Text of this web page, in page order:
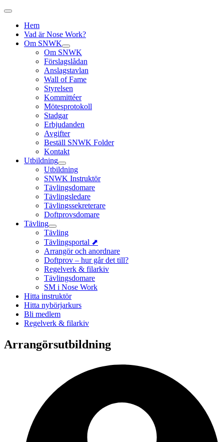
Hem
Vad är Nose Work?
Om SNWK
Om SNWK
Förslagslådan
Anslagstavlan
Wall of Fame
Styrelsen
Kommittéer
Mötesprotokoll
Stadgar
Erbjudanden
Avgifter
Beställ SNWK Folder
Kontakt
Utbildning
Utbildning
SNWK Instruktör
Tävlingsdomare
Tävlingsledare
Tävlingssekreterare
Doftprovsdomare
Tävling
Tävling
Tävlingsportal ⬈
Arrangör och anordnare
Doftprov – hur går det till?
Regelverk & filarkiv
Tävlingsdomare
SM i Nose Work
Hitta instruktör
Hitta nybörjarkurs
Bli medlem
Regelverk & filarkiv
Arrangörsutbildning